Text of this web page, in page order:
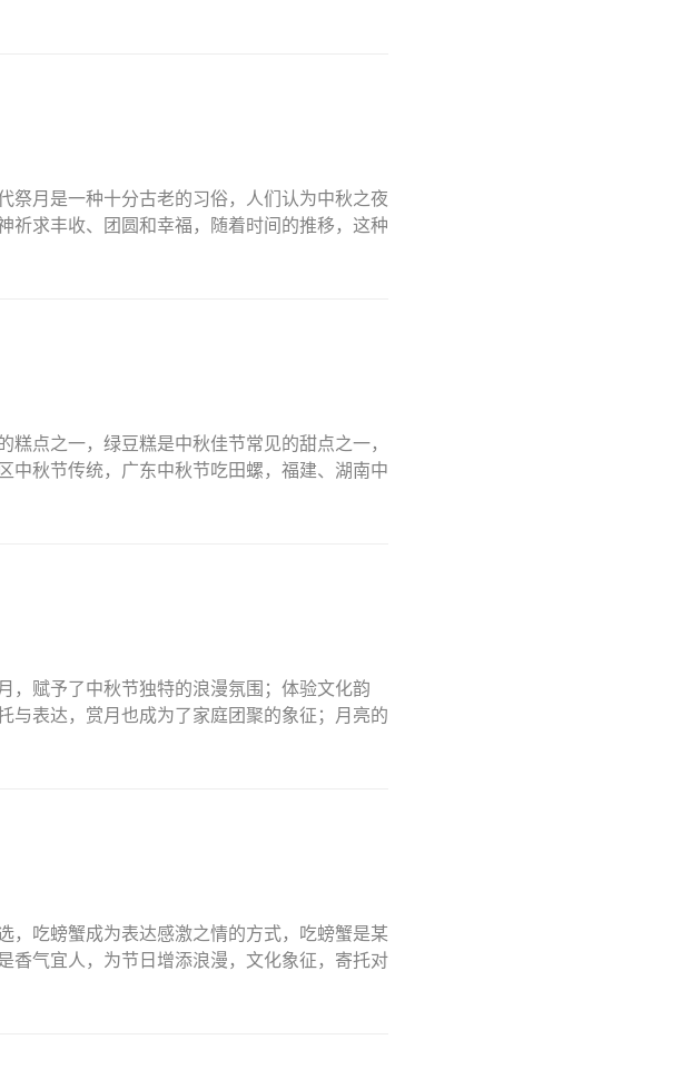
祭月是一种十分古老的习俗，人们认为中秋之夜
祈求丰收、团圆和幸福，随着时间的推移，这种
点之一，绿豆糕是中秋佳节常见的甜点之一，
中秋节传统，广东中秋节吃田螺，福建、湖南中
，赋予了中秋节独特的浪漫氛围；体验文化韵
与表达，赏月也成为了家庭团聚的象征；月亮的
，吃螃蟹成为表达感激之情的方式，吃螃蟹是某
香气宜人，为节日增添浪漫，文化象征，寄托对